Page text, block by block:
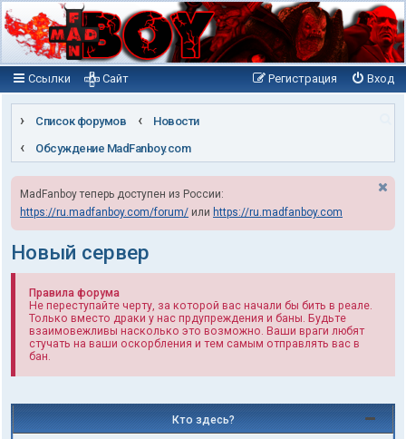
Ссылки Вход
Регистрация
Сайт
Список форумов
Новости
Обсуждение MadFanboy.com
MadFanboy теперь доступен из России:
https://ru.madfanboy.com/forum/ или https://ru.madfanboy.com
Новый сервер
Правила форума
Не переступайте черту, за которой вас начали бы бить в реале.
Только вместо драки у нас прдупреждения и баны. Будьте
взаимовежливы насколько это возможно. Ваши враги любят
стучать на ваши оскорбления и тем самым отправлять вас в
бан.
Кто здесь?